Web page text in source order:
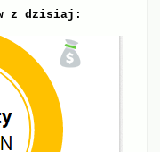
z dzisiaj: